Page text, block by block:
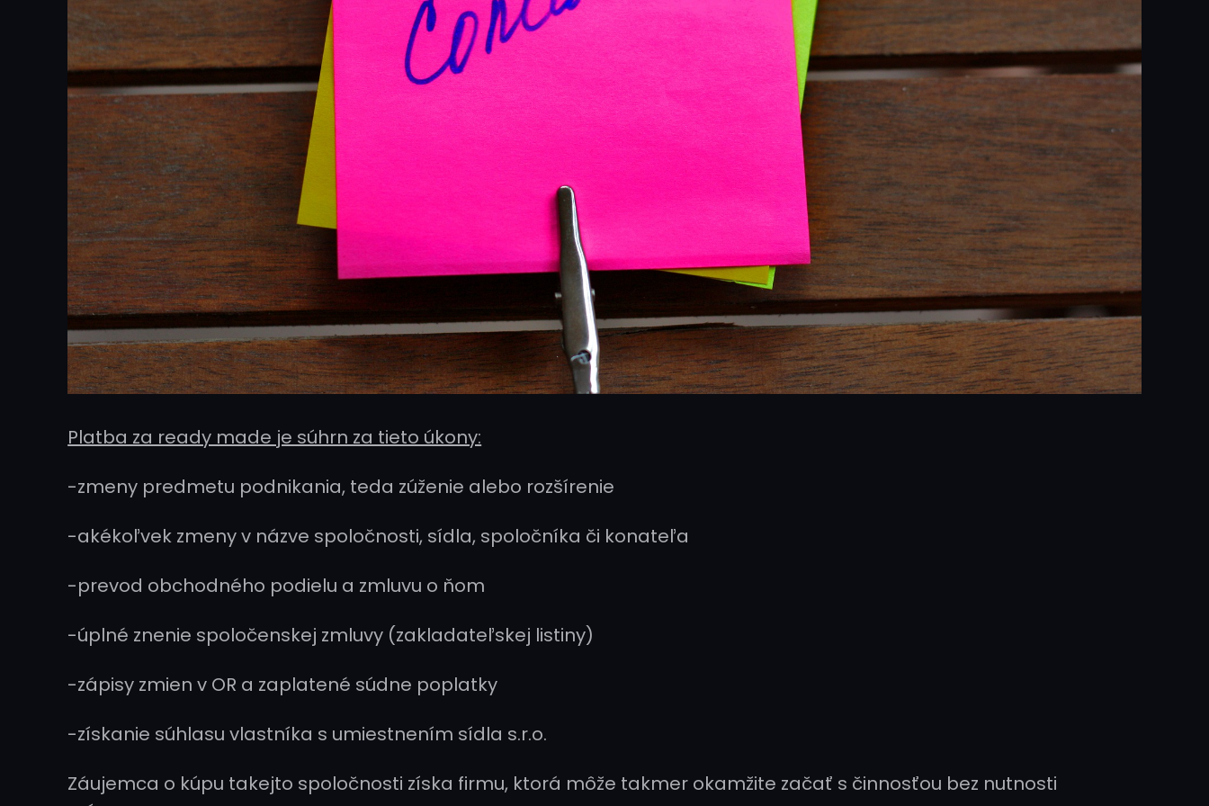
Platba za ready made je súhrn za tieto úkony:
-zmeny predmetu podnikania, teda zúženie alebo rozšírenie
-akékoľvek zmeny v názve spoločnosti, sídla, spoločníka či konateľa
-prevod obchodného podielu a zmluvu o ňom
-úplné znenie spoločenskej zmluvy (zakladateľskej listiny)
-zápisy zmien v OR a zaplatené súdne poplatky
-získanie súhlasu vlastníka s umiestnením sídla s.r.o.
Záujemca o kúpu takejto spoločnosti získa firmu, ktorá môže takmer okamžite začať s činnosťou bez nutnosti